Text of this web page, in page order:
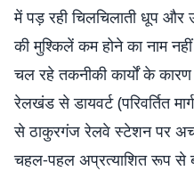
में पड़ रही चिलचिलाती धूप और
की मुश्किलें कम होने का नाम
चल रहे तकनीकी कार्यों के
रेलखंड से डायवर्ट (परिवर्तित
से ठाकुरगंज रेलवे स्टेशन पर
चहल-पहल अप्रत्याशित रूप से